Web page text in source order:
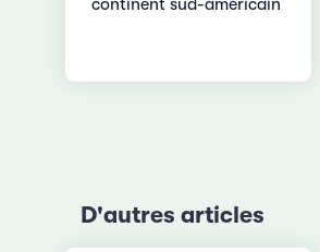
continent sud-américain
D'autres articles